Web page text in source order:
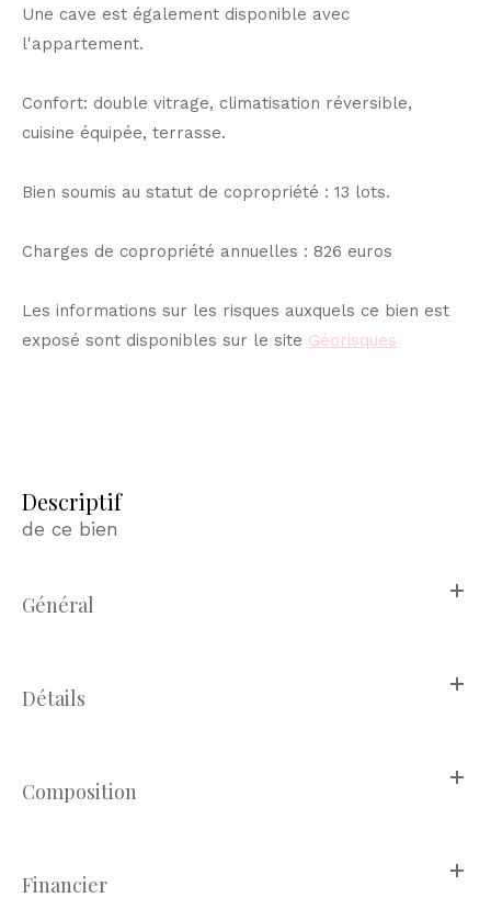
Une cave est également disponible avec
l'appartement.
Confort: double vitrage, climatisation réversible,
cuisine équipée, terrasse.
Bien soumis au statut de copropriété : 13 lots.
Charges de copropriété annuelles : 826 euros
Les informations sur les risques auxquels ce bien est
exposé sont disponibles sur le site Géorisques
descriptif
de ce bien
Général
Détails
Composition
Financier